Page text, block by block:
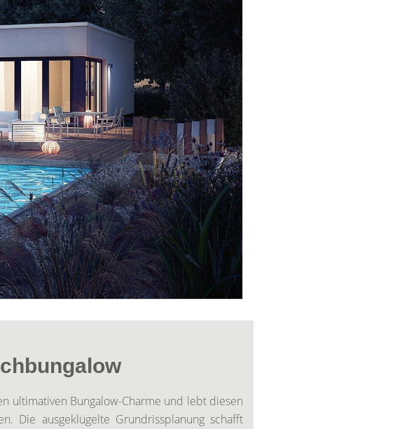
ultimativen Bungalow-Charme und lebt diesen
Die ausgeklügelte Grundrissplanung schafft